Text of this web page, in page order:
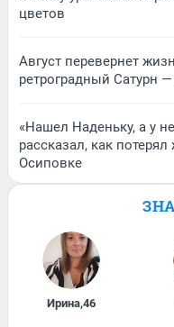
цветов
Август перевернет
ретроградный Сатурн
«Нашел Наденьку, а у
рассказал, как
Осиповке
Ирина,46